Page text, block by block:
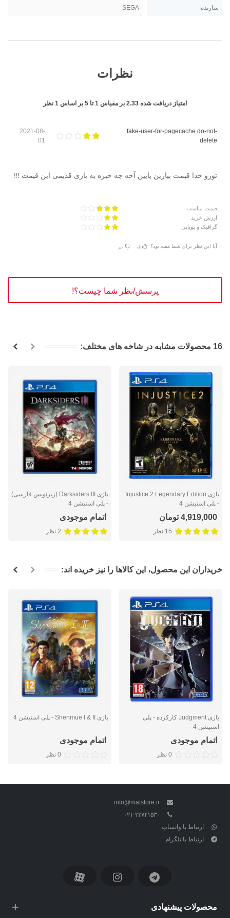
سازنده SEGA
نظرات
امتیاز دریافت شده 2.33 بر مقیاس 1تا 5 بر اساس 1 نظر
fake-user-for-pagecache do-not-
delete
2021-08-
01
تورو خدا قیمت بیارین پایین آخه چه خبره یه بازی قدیمی این قیمت !!!
قیمت مناسب
ارزش خرید
گرافیک و پویایی
آیا این نظر برای شما مفید بود؟ بله خیر
پرسش/نظر شما چیست؟!
16 محصولات مشابه در شاخه های مختلف:
بازی Injustice 2 Legendary Edition
- پلی استیشن 4
4,919,000 تومان
15 نظر
بازی Darksiders III (زیرنویس فارسی)
- پلی استیشن 4
اتمام موجودی
2 نظر
خریداران این محصول، این کالاها را نیز خریده اند:
بازی Judgment کارکرده - پلی
استیشن 4
اتمام موجودی
0 نظر
بازی Shenmue I & II - پلی استیشن 4
اتمام موجودی
0 نظر
info@matstore.ir
۰۲۱-۲۲۷۴۱۵۳۰
ارتباط با واتساپ
ارتباط با تلگرام
محصولات پیشنهادی